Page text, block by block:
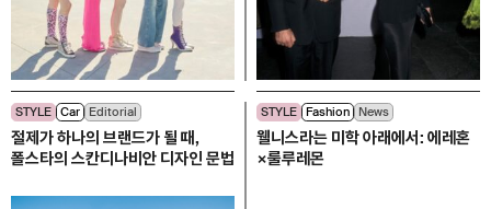
STYLE Car Editorial
절제가 하나의 브랜드가 될 때,
폴스타의 스칸디나비안 디자인 문법
STYLE Fashion News
웰니스라는 미학 아래에서: 에레혼
×룰루레몬